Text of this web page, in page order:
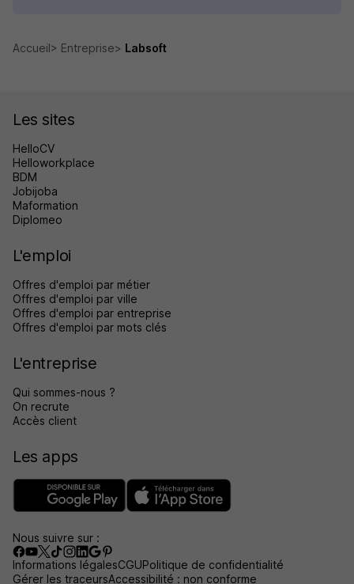
Accueil Entreprise Labsoft
Les sites
HelloCV
Helloworkplace
BDM
Jobijoba
Maformation
Diplomeo
L'emploi
Offres d'emploi par métier
Offres d'emploi par ville
Offres d'emploi par entreprise
Offres d'emploi par mots clés
L'entreprise
Qui sommes-nous ?
On recrute
Accès client
Les apps
Nous suivre sur :
Informations légalesCGUPolitique de confidentialité
Gérer les traceursAccessibilité : non conforme